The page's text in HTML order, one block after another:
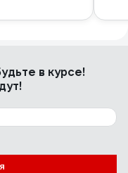
в курсе!